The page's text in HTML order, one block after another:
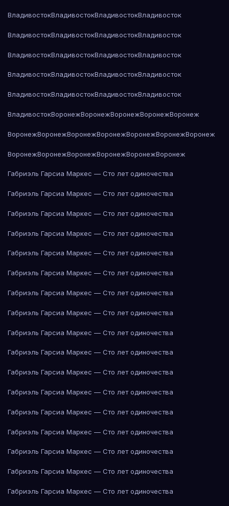
ВладивостокВладивостокВладивостокВладивосток
ВладивостокВладивостокВладивостокВладивосток
ВладивостокВладивостокВладивостокВладивосток
ВладивостокВладивостокВладивостокВладивосток
ВладивостокВладивостокВладивостокВладивосток
ВладивостокВоронежВоронежВоронежВоронежВоронеж
ВоронежВоронежВоронежВоронежВоронежВоронежВоронеж
ВоронежВоронежВоронежВоронежВоронежВоронеж
Габриэль Гарсиа Маркес — Сто лет одиночества
Габриэль Гарсиа Маркес — Сто лет одиночества
Габриэль Гарсиа Маркес — Сто лет одиночества
Габриэль Гарсиа Маркес — Сто лет одиночества
Габриэль Гарсиа Маркес — Сто лет одиночества
Габриэль Гарсиа Маркес — Сто лет одиночества
Габриэль Гарсиа Маркес — Сто лет одиночества
Габриэль Гарсиа Маркес — Сто лет одиночества
Габриэль Гарсиа Маркес — Сто лет одиночества
Габриэль Гарсиа Маркес — Сто лет одиночества
Габриэль Гарсиа Маркес — Сто лет одиночества
Габриэль Гарсиа Маркес — Сто лет одиночества
Габриэль Гарсиа Маркес — Сто лет одиночества
Габриэль Гарсиа Маркес — Сто лет одиночества
Габриэль Гарсиа Маркес — Сто лет одиночества
Габриэль Гарсиа Маркес — Сто лет одиночества
Габриэль Гарсиа Маркес — Сто лет одиночества